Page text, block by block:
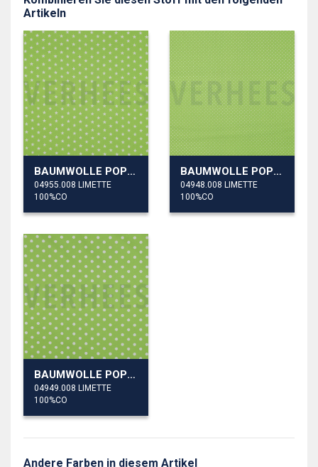
Artikeln
BAUMWOLLE POPELINE KLEINE STERNE
04955.008 LIMETTE
100%CO
BAUMWOLLE POPELINE KLEINE PUNKTE
04948.008 LIMETTE
100%CO
BAUMWOLLE POPELINE PUNKTE
04949.008 LIMETTE
100%CO
Andere Farben in diesem Artikel